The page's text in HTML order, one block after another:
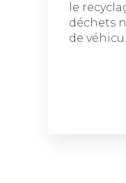
le
déchets
de véhicu...